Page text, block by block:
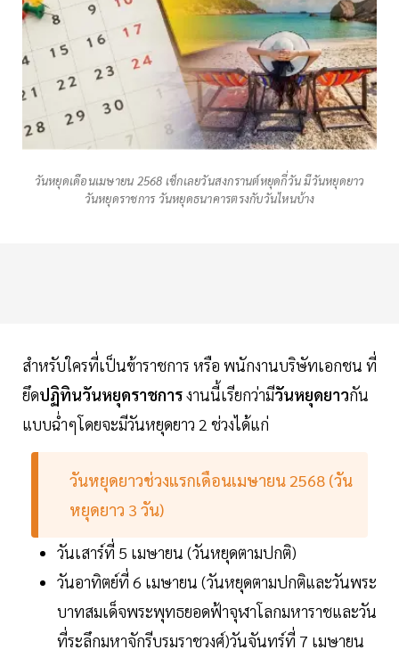
วันหยุดเดือนเมษายน 2568 เช็กเลยวันสงกรานต์หยุดกี่วัน มีวันหยุดยาว
วันหยุดราชการ วันหยุดธนาคารตรงกับวันไหนบ้าง
สำหรับใครที่เป็นข้าราชการ หรือ พนักงานบริษัทเอกชน ที่
ยึดปฏิทินวันหยุดราชการงานนี้เรียกว่ามีวันหยุดยาวกัน
แบบฉ่ำๆโดยจะมีวันหยุดยาว 2 ช่วงได้แก่
วันหยุดยาวช่วงแรกเดือนเมษายน 2568 (วัน
หยุดยาว 3 วัน)
วันเสาร์ที่ 5 เมษายน (วันหยุดตามปกติ)
วันอาทิตย์ที่ 6 เมษายน (วันหยุดตามปกติและวันพระ
บาทสมเด็จพระพุทธยอดฟ้าจุฬาโลกมหาราชและวัน
ที่ระลึกมหาจักรีบรมราชวงศ์)วันจันทร์ที่ 7 เมษายน